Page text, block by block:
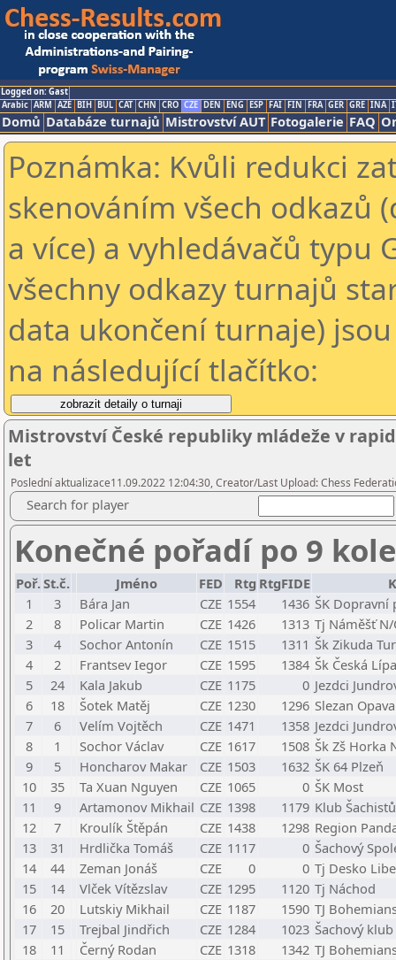
Logged on: Gast
Arabic ARM AZE BIH BUL CAT CHN CRO CZE DEN ENG ESP FAI FIN FRA GER GRE INA
Domů Databáze turnajů Mistrovství AUT Fotogalerie FAQ
Poznámka: Kvůli redukci
skenováním všech odkazů
a více) a vyhledávačů typu
všechny odkazy turnajů
data ukončení turnaje)
na následující tlačítko:
Mistrovství České republiky mládeže v
let
Poslední aktualizace11.09.2022 12:04:30, Creator/Last Upload: Chess
Search for player
Konečné pořadí po 9
Poř.St.č. Jméno FED Rtg RtgFIDE
1
3 Bára Jan CZE 1554 1436 ŠK Dopravní
2
8 Policar Martin CZE 1426 1313 Tj Náměšť
3
4 Sochor Antonín CZE 1515 1311 Šk Zikuda
4
2 Frantsev Iegor CZE 1595 1384 Šk Česká Lípa
5
24 Kala Jakub CZE 1175 0 Jezdci
6
18 Šotek Matěj CZE 1230 1296 Slezan Opava
7
6 Velím Vojtěch CZE 1471 1358 Jezdci
8
1 Sochor Václav CZE 1617 1508 Šk Zš Horka
9
5 Honcharov Makar CZE 1503 1632 ŠK 64 Plzeň
10
35 Ta Xuan Nguyen CZE 1065 0 ŠK Most
11
9 Artamonov Mikhail CZE 1398 1179 Klub
12
7 Kroulík Štěpán CZE 1438 1298 Region
13
31 Hrdlička Tomáš CZE 1117 0 Šachový
14
44 Zeman Jonáš CZE 0 0 Tj Desko
15
14 Vlček Vítězslav CZE 1295 1120 Tj Náchod
16
20 Lutskiy Mikhail CZE 1187 1590 TJ
17
15 Trejbal Jindřich CZE 1284 1023 Šachový
18
11 Černý Rodan CZE 1318 1342 TJ